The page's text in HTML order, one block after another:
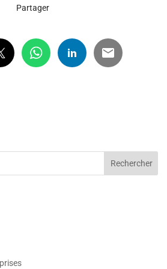
Partager